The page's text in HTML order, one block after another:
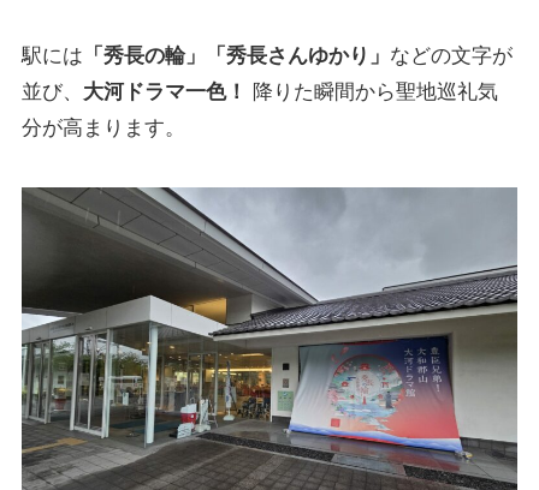
駅には 「秀長の輪」「秀長さんゆかり」 などの文字が
並び、 大河ドラマ一色！
降りた瞬間から聖地巡礼気
分が高まります。